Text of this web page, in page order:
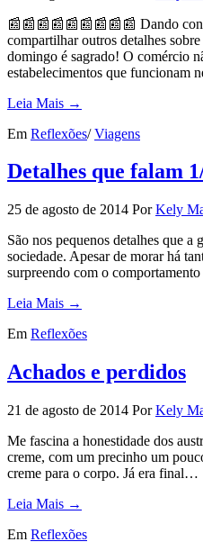
📰📰📰📰📰📰📰📰📰 Dando
compartilhar outros detalhes
domingo é sagrado! O comércio
estabelecimentos que funcionam
Leia Mais →
Em Reflexões/ Viagens
Detalhes que falam
25 de agosto de 2014 Por Kely
São nos pequenos detalhes que a
sociedade. Apesar de morar há
surpreendo com o
Leia Mais →
Em Reflexões
Achados e perdidos
21 de agosto de 2014 Por Kely
Me fascina a honestidade dos
creme, com um precinho um
creme para o corpo. Já era final…
Leia Mais →
Em Reflexões